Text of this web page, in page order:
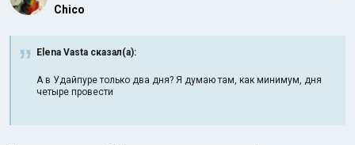
Chico
Elena Vasta сказал(а):
А в Удайпуре только два дня? Я думаю там, как минимум, дня
четыре провести